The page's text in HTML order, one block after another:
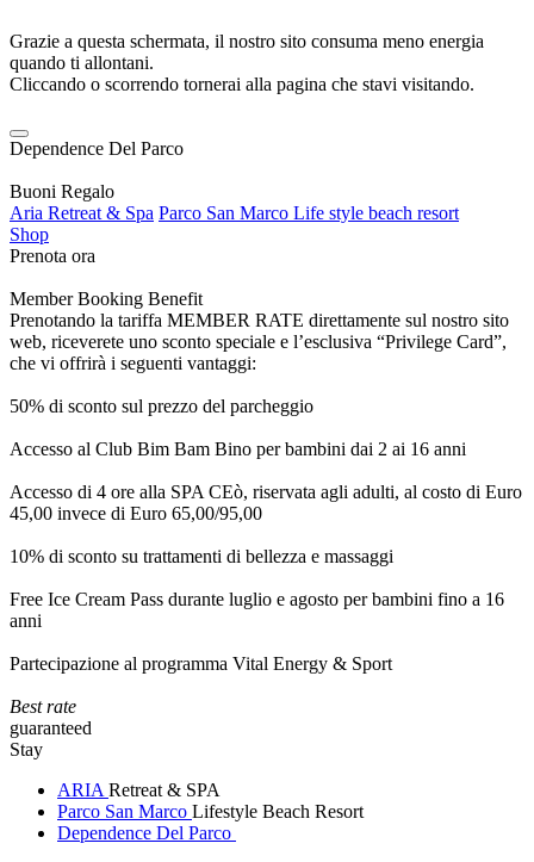
Grazie a questa schermata, il nostro sito consuma meno energia
quando ti allontani.
Cliccando o scorrendo tornerai alla pagina che stavi visitando.
Dependence Del Parco
Buoni Regalo
Aria Retreat & Spa Parco San Marco Life style beach resort
Shop
Prenota ora
Member Booking Benefit
Prenotando la tariffa MEMBER RATE direttamente sul nostro sito
web, riceverete uno sconto speciale e l’esclusiva “Privilege Card”,
che vi offrirà i seguenti vantaggi:
50% di sconto sul prezzo del parcheggio
Accesso al Club Bim Bam Bino per bambini dai 2 ai 16 anni
Accesso di 4 ore alla SPA CEò, riservata agli adulti, al costo di Euro
45,00 invece di Euro 65,00/95,00
10% di sconto su trattamenti di bellezza e massaggi
Free Ice Cream Pass durante luglio e agosto per bambini fino a 16
anni
Partecipazione al programma Vital Energy & Sport
Best rate
guaranteed
Stay
ARIA Retreat & SPA
Parco San Marco Lifestyle Beach Resort
Dependence Del Parco